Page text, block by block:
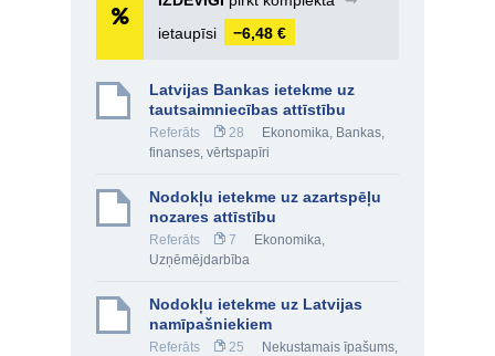
ietaupīsi
−6,48 €
Latvijas Bankas ietekme uz
tautsaimniecības attīstību
Referāts 28 Ekonomika, Bankas,
finanses, vērtspapīri
Nodokļu ietekme uz azartspēļu
nozares attīstību
Referāts 7 Ekonomika,
Uzņēmējdarbība
Nodokļu ietekme uz Latvijas
namīpašniekiem
Referāts 25 Nekustamais īpašums,